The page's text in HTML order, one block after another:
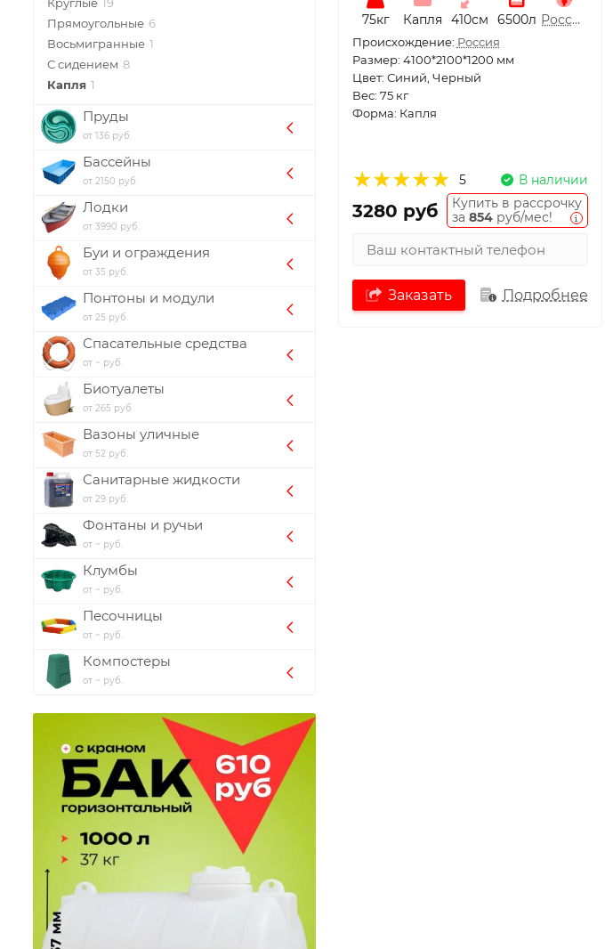
Прямоугольные 6
Восьмигранные 1
С сидением 8
Капля 1
Пруды
от 136 руб.
Бассейны
от 2150 руб.
Лодки
от 3990 руб.
Буи и ограждения
от 35 руб.
Понтоны и модули
от 25 руб.
Спасательные средства
от ~ руб.
Биотуалеты
от 265 руб.
Вазоны уличные
от 52 руб.
Санитарные жидкости
от 29 руб.
Фонтаны и ручьи
от ~ руб.
Клумбы
от ~ руб.
Песочницы
от ~ руб.
Компостеры
от ~ руб.
75кг Капля 410см 6500л Россия
Проиcхождение: Россия
Размер: 4100*2100*1200 мм
Цвет: Синий, Черный
Вес: 75 кг
Форма: Капля
5 В наличии
3280 руб
Купить в рассрочку
за 854руб/мес!
Заказать Подробнее